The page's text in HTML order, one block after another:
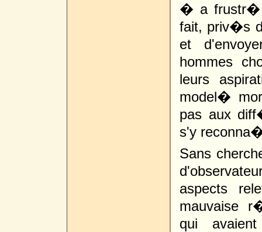
� a frustr�
fait, priv�s
et
hommes
leurs
model�
pas aux
s'y
Sans
aspects
mauvaise
qui